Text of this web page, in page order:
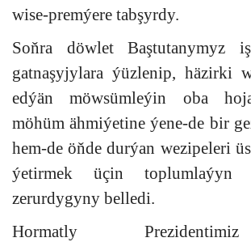
wise-premýere tabşyrdy.
Soňra döwlet Baştutanymyz
gatnaşyjylara ýüzlenip, häzirki
edýän möwsümleýin oba
möhüm ähmiýetine ýene-de bir
hem-de öňde durýan wezipeleri
ýetirmek üçin toplumlaýyn
zerurdygyny belledi.
Hormatly